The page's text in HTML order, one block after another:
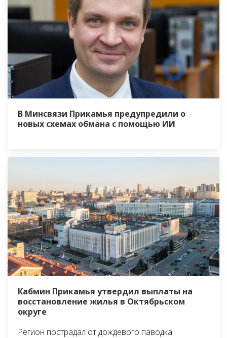
В Минсвязи Прикамья предупредили о
новых схемах обмана с помощью ИИ
Кабмин Прикамья утвердил выплаты на
восстановление жилья в Октябрьском
округе
Регион пострадал от дождевого паводка